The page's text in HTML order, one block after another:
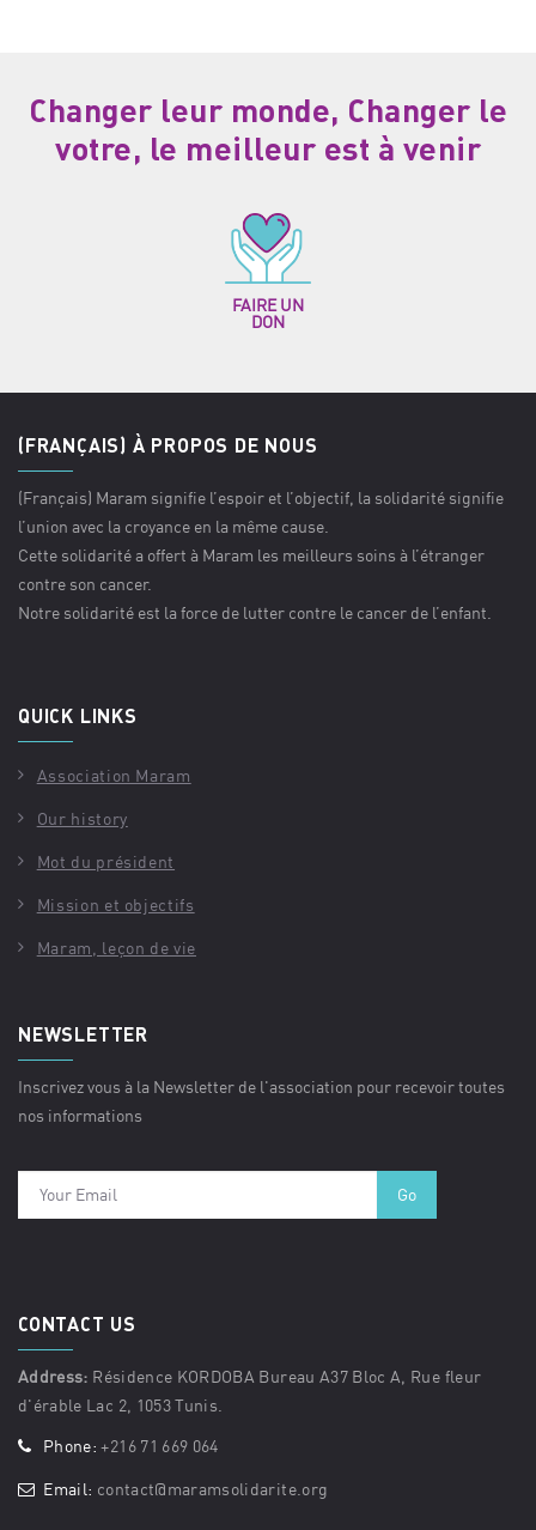
Changer leur monde, Changer le
votre, le meilleur est à venir
FAIRE UN
DON
(FRANÇAIS) À PROPOS DE NOUS
(Français) Maram signifie l’espoir et l’objectif, la solidarité signifie
l’union avec la croyance en la même cause.
Cette solidarité a offert à Maram les meilleurs soins à l’étranger
contre son cancer.
Notre solidarité est la force de lutter contre le cancer de l’enfant.
QUICK LINKS
Association Maram
Our history
Mot du président
Mission et objectifs
Maram, leçon de vie
NEWSLETTER
Inscrivez vous à la Newsletter de l'association pour recevoir toutes
nos informations
CONTACT US
Address: Résidence KORDOBA Bureau A37 Bloc A, Rue fleur
d'érable Lac 2, 1053 Tunis.
Phone: +216 71 669 064
Email: contact@maramsolidarite.org